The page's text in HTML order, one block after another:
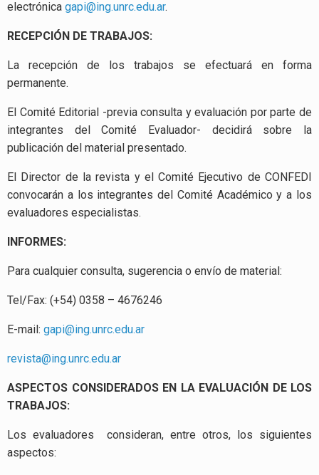
electrónica gapi@ing.unrc.edu.ar.
RECEPCIÓN DE TRABAJOS:
La recepción de los trabajos se efectuará en forma
permanente.
El Comité Editorial -previa consulta y evaluación por parte de
integrantes del Comité Evaluador- decidirá sobre la
publicación del material presentado.
El Director de la revista y el Comité Ejecutivo de CONFEDI
convocarán a los integrantes del Comité Académico y a los
evaluadores especialistas.
INFORMES:
Para cualquier consulta, sugerencia o envío de material:
Tel/Fax: (+54) 0358 – 4676246
E-mail: gapi@ing.unrc.edu.ar
revista@ing.unrc.edu.ar
ASPECTOS CONSIDERADOS EN LA EVALUACIÓN DE LOS
TRABAJOS:
Los evaluadores consideran, entre otros, los siguientes
aspectos: